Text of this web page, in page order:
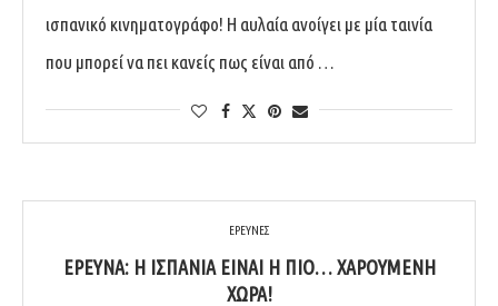
ισπανικό κινηματογράφο! Η αυλαία ανοίγει με μία ταινία
που μπορεί να πει κανείς πως είναι από …
ΕΡΕΥΝΕΣ
ΈΡΕΥΝΑ: Η ΙΣΠΑΝΊΑ ΕΊΝΑΙ Η ΠΙΟ… ΧΑΡΟΎΜΕΝΗ
ΧΏΡΑ!